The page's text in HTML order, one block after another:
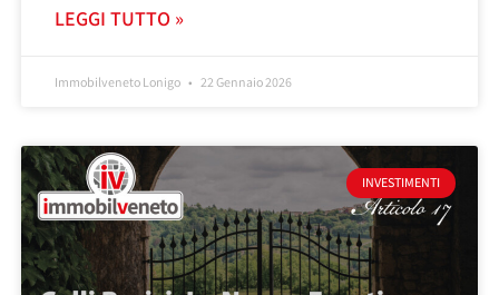
LEGGI TUTTO »
Immobilveneto Lonigo 22 Gennaio 2026
INVESTIMENTI